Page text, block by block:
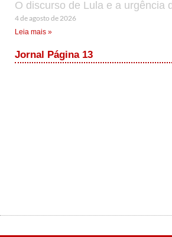
O discurso de Lula e a urgência
4 de agosto de 2026
Leia mais »
Jornal Página 13